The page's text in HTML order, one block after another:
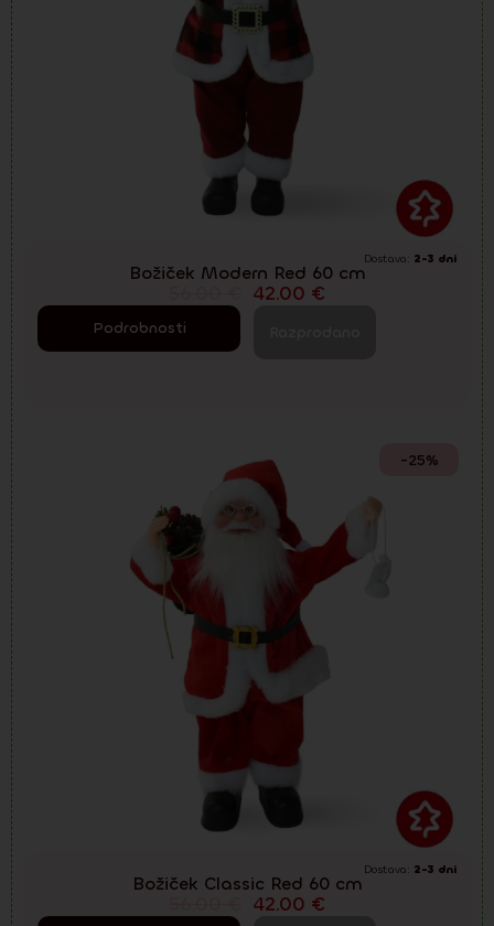
Dostava: 2-3 dni
Božiček Modern Red 60 cm
42.00 €
Podrobnosti
-25%
Dostava: 2-3 dni
Božiček Classic Red 60 cm
42.00 €